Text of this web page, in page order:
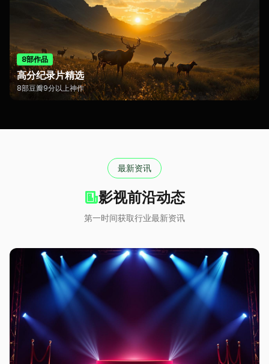
8部作品
高分纪录片精选
8部豆瓣9分以上神作
最新资讯
影视前沿动态
第一时间获取行业最新资讯